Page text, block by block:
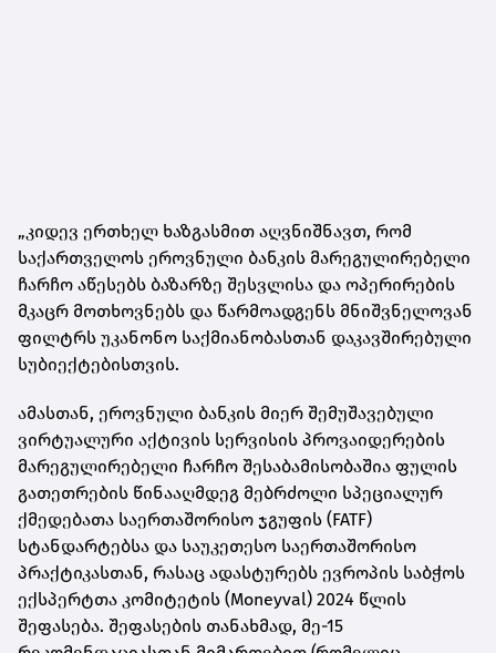
„კიდევ ერთხელ ხაზგასმით აღვნიშნავთ, რომ
საქართველოს ეროვნული ბანკის მარეგულირებელი
ჩარჩო აწესებს ბაზარზე შესვლისა და ოპერირების
მკაცრ მოთხოვნებს და წარმოადგენს მნიშვნელოვან
ფილტრს უკანონო საქმიანობასთან დაკავშირებული
სუბიექტებისთვის.
ამასთან, ეროვნული ბანკის მიერ შემუშავებული
ვირტუალური აქტივის სერვისის პროვაიდერების
მარეგულირებელი ჩარჩო შესაბამისობაშია ფულის
გათეთრების წინააღმდეგ მებრძოლი სპეციალურ
ქმედებათა საერთაშორისო ჯგუფის (FATF)
სტანდარტებსა და საუკეთესო საერთაშორისო
პრაქტიკასთან, რასაც ადასტურებს ევროპის საბჭოს
ექსპერტთა კომიტეტის (Moneyval) 2024 წლის
შეფასება. შეფასების თანახმად, მე-15